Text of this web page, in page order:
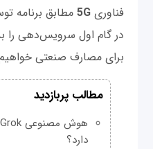
فناوری5G مطابق برنامه
در گام اول سرویس‌دهی را
برای مصارف صنعتی
مطالب پربازدید
دارد؟